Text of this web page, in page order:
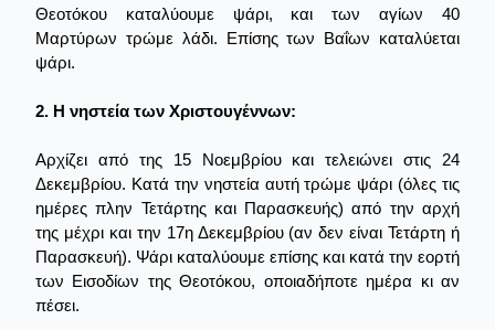
Θεοτόκου καταλύουμε ψάρι, και των αγίων 40
Μαρτύρων τρώμε λάδι. Επίσης των Βαΐων καταλύεται
ψάρι.
2. Η νηστεία των Χριστουγέννων:
Αρχίζει από της 15 Νοεμβρίου και τελειώνει στις 24
Δεκεμβρίου. Κατά την νηστεία αυτή τρώμε ψάρι (όλες τις
ημέρες πλην Τετάρτης και Παρασκευής) από την αρχή
της μέχρι και την 17η Δεκεμβρίου (αν δεν είναι Τετάρτη ή
Παρασκευή). Ψάρι καταλύουμε επίσης και κατά την εορτή
των Εισοδίων της Θεοτόκου, οποιαδήποτε ημέρα κι αν
πέσει.